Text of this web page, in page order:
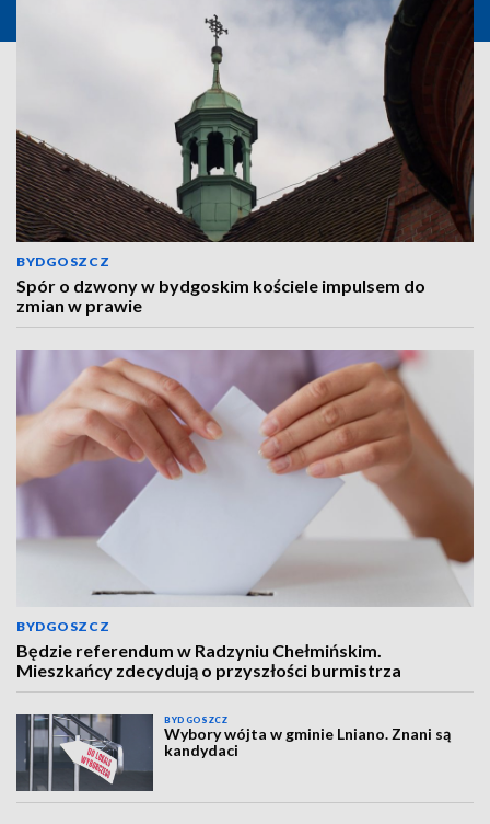
BYDGOSZCZ
Spór o dzwony w bydgoskim kościele impulsem do
zmian w prawie
BYDGOSZCZ
Będzie referendum w Radzyniu Chełmińskim.
Mieszkańcy zdecydują o przyszłości burmistrza
BYDGOSZCZ
Wybory wójta w gminie Lniano. Znani są
kandydaci